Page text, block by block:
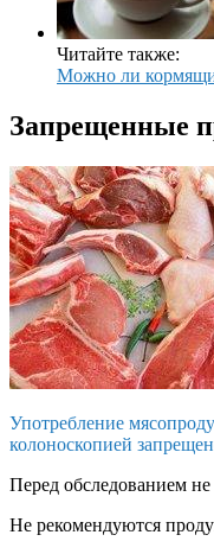
Читайте также:
Можно ли
Запрещенные
Употребление
колоноскопией
Перед обследованием
Не рекомендуются